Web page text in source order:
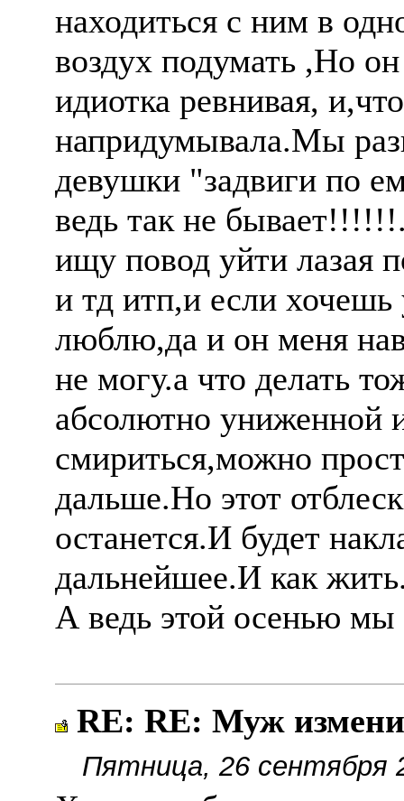
находиться с ним в
воздух подумать ,Но
идиотка ревнивая,
напридумывала.Мы
девушки "задвиги по
ведь так не
ищу повод уйти лазая
и тд итп,и если
люблю,да и он меня
не могу.а что делать
абсолютно
смириться,можно
дальше.Но этот
останется.И будет
дальнейшее.И как
А ведь этой осенью мы
RE: RE: Муж
Пятница, 26 сентября